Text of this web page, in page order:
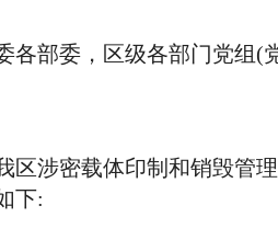
各部委，区级各部门党组(
区涉密载体印制和销毁管
下: